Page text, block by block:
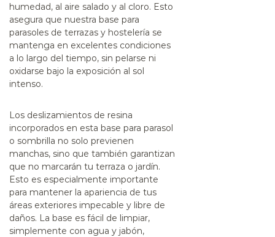
humedad, al aire salado y al cloro. Esto
asegura que nuestra base para
parasoles de terrazas y hostelería se
mantenga en excelentes condiciones
a lo largo del tiempo, sin pelarse ni
oxidarse bajo la exposición al sol
intenso.
Los deslizamientos de resina
incorporados en esta base para parasol
o sombrilla no solo previenen
manchas, sino que también garantizan
que no marcarán tu terraza o jardín.
Esto es especialmente importante
para mantener la apariencia de tus
áreas exteriores impecable y libre de
daños. La base es fácil de limpiar,
simplemente con agua y jabón,